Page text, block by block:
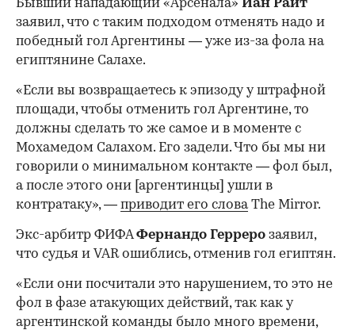
Бывший нападающий «Арсенала» Иан Райт
заявил, что с таким подходом отменять надо и
победный гол Аргентины — уже из-за фола на
египтянине Салахе.
«Если вы возвращаетесь к эпизоду у штрафной
площади, чтобы отменить гол Аргентине, то
должны сделать то же самое и в моменте с
Мохамедом Салахом. Его задели. Что бы мы ни
говорили о минимальном контакте — фол был,
а после этого они [аргентинцы] ушли в
контратаку», — приводит его словаThe Mirror.
Экс-арбитр ФИФАФернандо Герреро заявил,
что судья и VAR ошиблись, отменив гол египтян.
«Если они посчитали это нарушением, то это не
фол в фазе атакующих действий, так как у
аргентинской команды было много времени,